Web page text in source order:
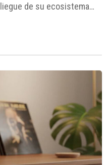
de su ecosistema
precomercial. Este